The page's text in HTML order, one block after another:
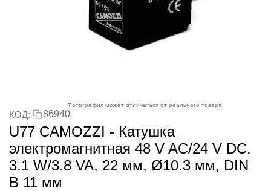
Фотография может отличаться от реального товара
КОД: 86940
U77 CAMOZZI - Катушка
электромагнитная 48 V AC/24 V DC,
3.1 W/3.8 VA, 22 мм, Ø10.3 мм, DIN
B 11 мм